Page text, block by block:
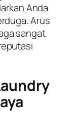
Anda
Arus
sangat